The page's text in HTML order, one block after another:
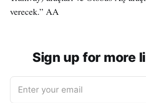
verecek.” AA
Sign up for more
Enter your email